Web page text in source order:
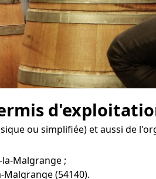
ou simplifiée) et aussi de
Malgrange ;
(54140).